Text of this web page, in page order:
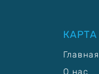
Главная
О нас